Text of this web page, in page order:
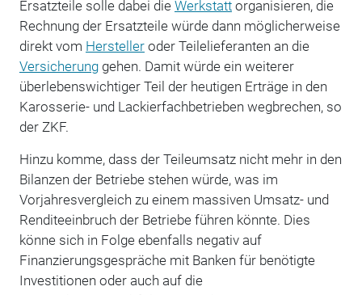
Ersatzteile solle dabei die Werkstattorganisieren, die
Rechnung der Ersatzteile würde dann möglicherweise
direkt vom Herstelleroder Teilelieferanten an die
Versicherunggehen. Damit würde ein weiterer
überlebenswichtiger Teil der heutigen Erträge in den
Karosserie- und Lackierfachbetrieben wegbrechen, so
der ZKF.
Hinzu komme, dass der Teileumsatz nicht mehr in den
Bilanzen der Betriebe stehen würde, was im
Vorjahresvergleich zu einem massiven Umsatz- und
Renditeeinbruch der Betriebe führen könnte. Dies
könne sich in Folge ebenfalls negativ auf
Finanzierungsgespräche mit Banken für benötigte
Investitionen oder auch auf die